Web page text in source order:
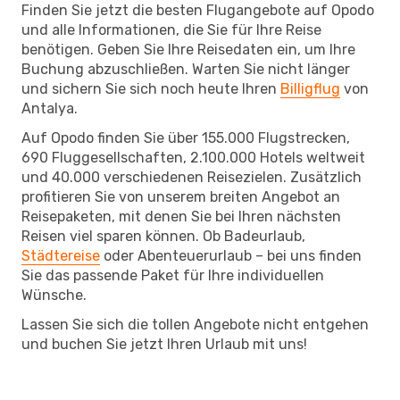
Finden Sie jetzt die besten Flugangebote auf Opodo
und alle Informationen, die Sie für Ihre Reise
benötigen. Geben Sie Ihre Reisedaten ein, um Ihre
Buchung abzuschließen. Warten Sie nicht länger
und sichern Sie sich noch heute Ihren Billigflug von
Antalya.
Auf Opodo finden Sie über 155.000 Flugstrecken,
690 Fluggesellschaften, 2.100.000 Hotels weltweit
und 40.000 verschiedenen Reisezielen. Zusätzlich
profitieren Sie von unserem breiten Angebot an
Reisepaketen, mit denen Sie bei Ihren nächsten
Reisen viel sparen können. Ob Badeurlaub,
Städtereise oder Abenteuerurlaub – bei uns finden
Sie das passende Paket für Ihre individuellen
Wünsche.
Lassen Sie sich die tollen Angebote nicht entgehen
und buchen Sie jetzt Ihren Urlaub mit uns!